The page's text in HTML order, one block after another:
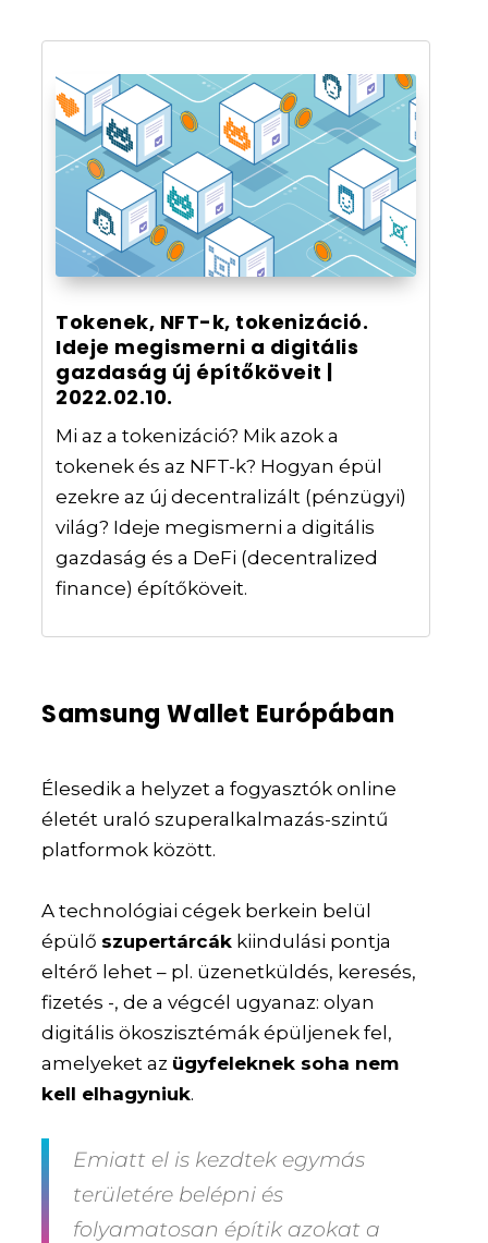
Tokenek, NFT-k, tokenizáció.
Ideje megismerni a digitális
gazdaság új építőköveit |
2022.02.10.
Mi az a tokenizáció? Mik azok a
tokenek és az NFT-k? Hogyan épül
ezekre az új decentralizált (pénzügyi)
világ? Ideje megismerni a digitális
gazdaság és a DeFi (decentralized
finance) építőköveit.
Samsung Wallet Európában
Élesedik a helyzet a fogyasztók online
életét uraló szuperalkalmazás-szintű
platformok között.
A technológiai cégek berkein belül
épülő szupertárcák kiindulási pontja
eltérő lehet – pl. üzenetküldés, keresés,
fizetés -, de a végcél ugyanaz: olyan
digitális ökoszisztémák épüljenek fel,
amelyeket az ügyfeleknek soha nem
kell elhagyniuk.
Emiatt el is kezdtek egymás
területére belépni és
folyamatosan építik azokat a